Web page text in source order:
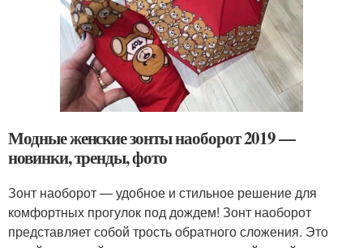
Модные женские зонты наоборот 2019 —
новинки, тренды, фото
Зонт наоборот — удобное и стильное решение для
комфортных прогулок под дождем! Зонт наоборот
представляет собой трость обратного сложения. Это